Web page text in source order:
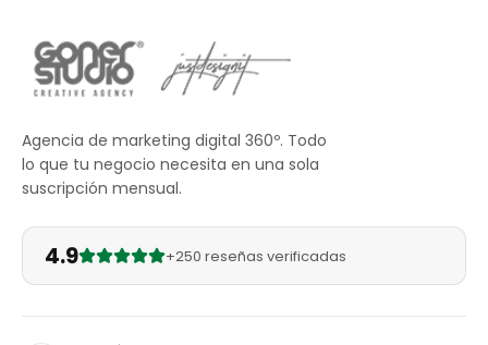
Agencia de marketing digital 360º. Todo
lo que tu negocio necesita en una sola
suscripción mensual.
4.9 +250 reseñas verificadas